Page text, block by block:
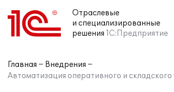
Отраслевые
и специализированные
решения 1С:Предприятие
Главная
Внедрения
Автоматизация оперативного и